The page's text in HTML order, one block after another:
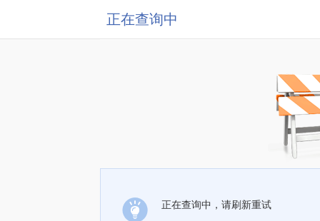
正在查询中
正在查询中，请刷新重试